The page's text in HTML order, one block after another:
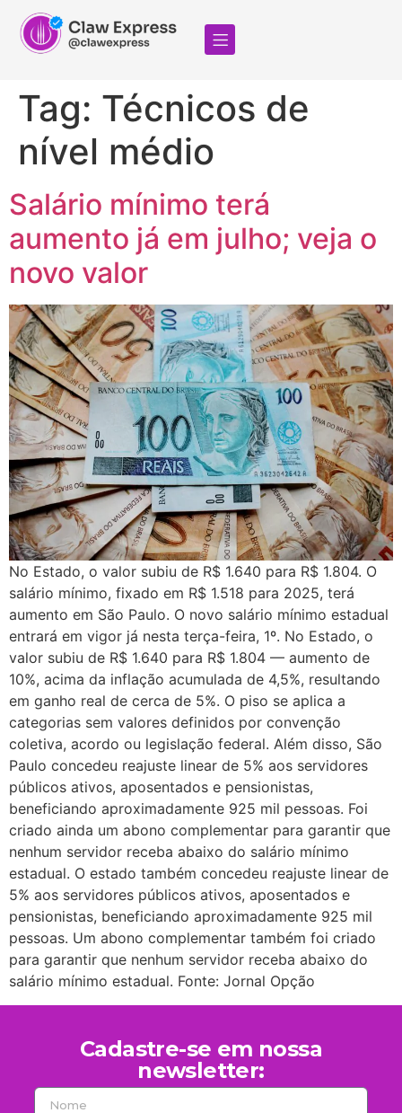
Tag: Técnicos de
nível médio
Salário mínimo terá
aumento já em julho; veja o
novo valor
No Estado, o valor subiu de R$ 1.640 para R$ 1.804. O
salário mínimo, fixado em R$ 1.518 para 2025, terá
aumento em São Paulo. O novo salário mínimo estadual
entrará em vigor já nesta terça-feira, 1º. No Estado, o
valor subiu de R$ 1.640 para R$ 1.804 — aumento de
10%, acima da inflação acumulada de 4,5%, resultando
em ganho real de cerca de 5%. O piso se aplica a
categorias sem valores definidos por convenção
coletiva, acordo ou legislação federal. Além disso, São
Paulo concedeu reajuste linear de 5% aos servidores
públicos ativos, aposentados e pensionistas,
beneficiando aproximadamente 925 mil pessoas. Foi
criado ainda um abono complementar para garantir que
nenhum servidor receba abaixo do salário mínimo
estadual. O estado também concedeu reajuste linear de
5% aos servidores públicos ativos, aposentados e
pensionistas, beneficiando aproximadamente 925 mil
pessoas. Um abono complementar também foi criado
para garantir que nenhum servidor receba abaixo do
salário mínimo estadual. Fonte: Jornal Opção
Cadastre-se em nossa
newsletter: